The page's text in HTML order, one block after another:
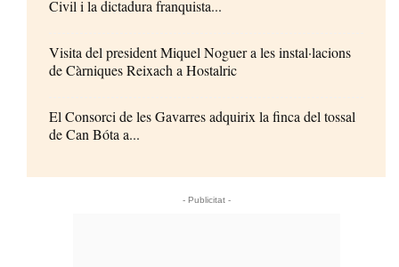
Civil i la dictadura franquista...
Visita del president Miquel Noguer a les instal·lacions
de Càrniques Reixach a Hostalric
El Consorci de les Gavarres adquirix la finca del tossal
de Can Bóta a...
- Publicitat -